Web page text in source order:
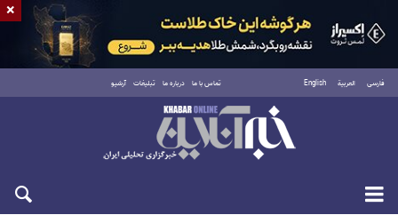
فارسی العربية English تماس با ما درباره ما تبلیغات آرشیو
پنجشنبه ۱۵ مرداد ۱۴۰۵
×